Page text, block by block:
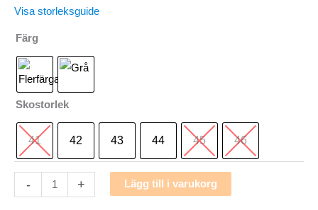
Visa storleksguide
Färg
Skostorlek
41 42 43 44 45 46
-
Agility
+ Lägg till i varukorg